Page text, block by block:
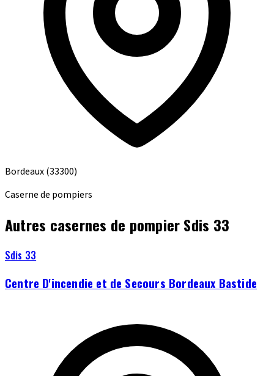
Bordeaux(33300)
Caserne de pompiers
Autres casernes de pompier Sdis 33
Sdis 33
Centre D'incendie et de Secours Bordeaux Bastide